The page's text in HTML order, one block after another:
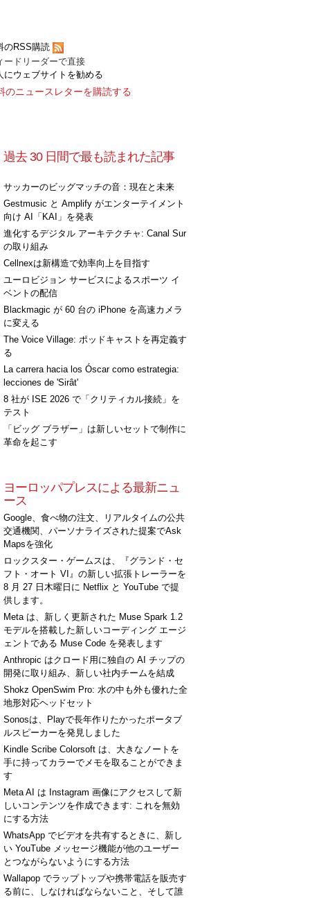
のRSS購読
ードリーダーで直接
にウェブサイトを勧める
のニュースレターを購読する
過去 30 日間で最も読まれた記事
サッカーのビッグマッチの音：現在と未来
Gestmusic と Amplify がエンターテイメント
向け AI「KAI」を発表
進化するデジタル アーキテクチャ: Canal Sur
の取り組み
Cellnexは新構造で効率向上を目指す
ユーロビジョン サービスによるスポーツ イ
ベントの配信
Blackmagic が 60 台の iPhone を高速カメラ
に変える
The Voice Village: ポッドキャストを再定義す
る
La carrera hacia los Óscar como estrategia:
lecciones de 'Sirât'
8 社が ISE 2026 で「クリティカル接続」を
テスト
「ビッグ ブラザー」は新しいセットで制作に
革命を起こす
ヨーロッパプレスによる最新ニュ
ース
Google、食べ物の注文、リアルタイムの公共
交通機関、パーソナライズされた提案でAsk
Mapsを強化
ロックスター・ゲームスは、『グランド・セ
フト・オート VI』の新しい拡張トレーラーを
8 月 27 日木曜日に Netflix と YouTube で提
供します。
Meta は、新しく更新された Muse Spark 1.2
モデルを搭載した新しいコーディング エージ
ェントである Muse Code を発表します
Anthropic はクロード用に独自の AI チップの
開発に取り組み、新しい社内チームを結成
Shokz OpenSwim Pro: 水の中も外も優れた全
地形対応ヘッドセット
Sonosは、Playで長年作りたかったポータブ
ルスピーカーを発見しました
Kindle Scribe Colorsoft は、大きなノートを
手に持ってカラーでメモを取ることができま
す
Meta AI は Instagram 画像にアクセスして新
しいコンテンツを作成できます: これを無効
にする方法
WhatsApp でビデオを共有するときに、新し
い YouTube メッセージ機能が他のユーザー
とつながらないようにする方法
Wallapop でラップトップや携帯電話を販売す
る前に、しなければならないこと、そして誰